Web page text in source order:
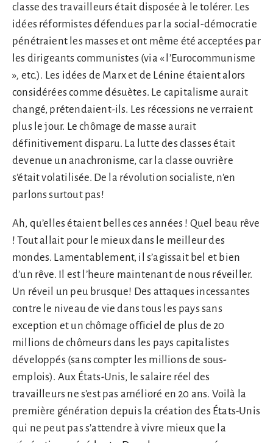
classe des travailleurs était disposée à le tolérer. Les
idées réformistes défendues par la social-démocratie
pénétraient les masses et ont même été acceptées par
les dirigeants communistes (via « l’Eurocommunisme
», etc.). Les idées de Marx et de Lénine étaient alors
considérées comme désuètes. Le capitalisme aurait
changé, prétendaient-ils. Les récessions ne verraient
plus le jour. Le chômage de masse aurait
définitivement disparu. La lutte des classes était
devenue un anachronisme, car la classe ouvrière
s’était volatilisée. De la révolution socialiste, n’en
parlons surtout pas!
Ah, qu’elles étaient belles ces années ! Quel beau rêve
! Tout allait pour le mieux dans le meilleur des
mondes. Lamentablement, il s’agissait bel et bien
d’un rêve. Il est l’heure maintenant de nous réveiller.
Un réveil un peu brusque! Des attaques incessantes
contre le niveau de vie dans tous les pays sans
exception et un chômage officiel de plus de 20
millions de chômeurs dans les pays capitalistes
développés (sans compter les millions de sous-
emplois). Aux États-Unis, le salaire réel des
travailleurs ne s’est pas amélioré en 20 ans. Voilà la
première génération depuis la création des États-Unis
qui ne peut pas s’attendre à vivre mieux que la